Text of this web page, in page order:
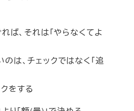
ば、それは「やらなくてよ
のは、チェックではなく「追
をする